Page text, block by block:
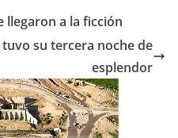
llegaron a la ficción
tuvo su tercera noche de
esplendor